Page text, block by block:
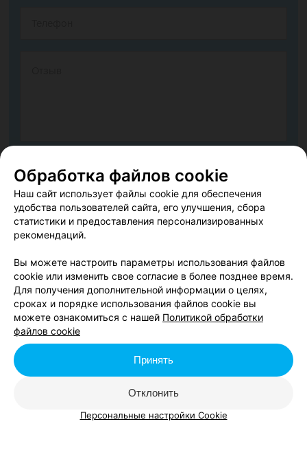
Согласен опубликовать отзыв. Подробнее об
обработки персональных данныхимеханизме реализации
прав
Нажимая кнопку «Добавить отзыв», вы принимаетеусловия
Пользовательского соглашения
Afisha.relax.by представляет вашему вниманию «Квест
«Сверхъестественное»». У нас вы можете ознакомиться с
отзыв и проголосовать за него. Также вы можете посмотреть
Стоимость, расписание и онлайн-запись на квест - у нас.
Обработка файлов cookie
Наш сайт использует файлы cookie для обеспечения
удобства пользователей сайта, его улучшения, сбора
статистики и предоставления персонализированных
рекомендаций.
Вы можете настроить параметры использования файлов
cookie или изменить свое согласие в более позднее время.
Для получения дополнительной информации о целях,
сроках и порядке использования файлов cookie вы
можете ознакомиться с нашей Политикой обработки
файлов cookie
Отклонить
Принять
Персональные настройки Cookie